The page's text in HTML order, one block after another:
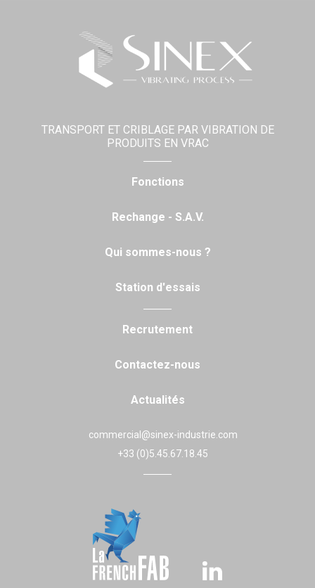
TRANSPORT ET CRIBLAGE PAR VIBRATION DE
PRODUITS EN VRAC
Fonctions
Rechange - S.A.V.
Qui sommes-nous ?
Station d'essais
Recrutement
Contactez-nous
Actualités
commercial@sinex-industrie.com
+33 (0)5.45.67.18.45